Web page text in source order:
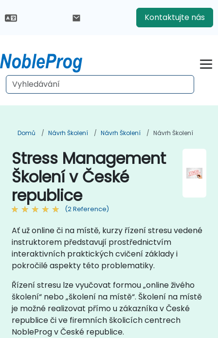
Kontaktujte nás
Domů Návrh Školení Návrh Školení Návrh Školení
Stress Management
Školení v České
republice
(2 Reference)
Ať už online či na místě, kurzy řízení stresu vedené
instruktorem představují prostřednictvím
interaktivních praktických cvičení základy i
pokročilé aspekty této problematiky.
Řízení stresu lze vyučovat formou „online živého
školení“ nebo „školení na místě“. Školení na místě
je možné realizovat přímo u zákazníka v České
republice či ve firemních školicích centrech
NobleProg v České republice.